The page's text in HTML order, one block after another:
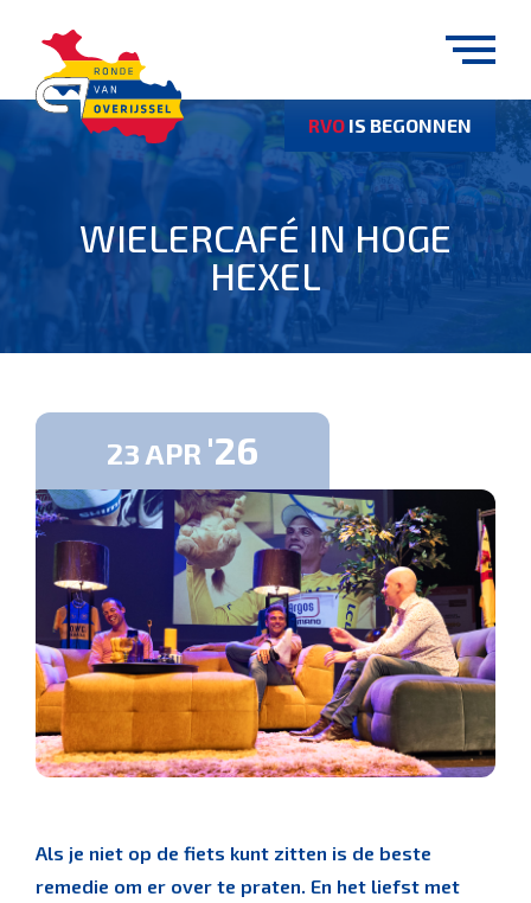
WIELERCAFÉ IN HOGE
HEXEL
RVO IS BEGONNEN
23 APR '26
Als je niet op de fiets kunt zitten is de beste
remedie om er over te praten. En het liefst met